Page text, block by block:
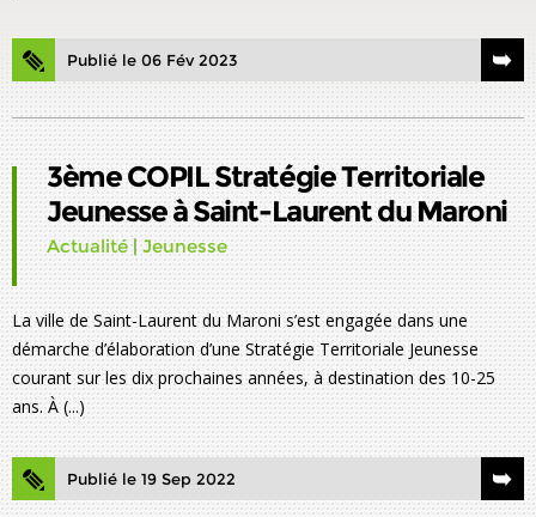
Publié le 06 Fév 2023
3ème COPIL Stratégie Territoriale
Jeunesse à Saint-Laurent du Maroni
Actualité | Jeunesse
La ville de Saint-Laurent du Maroni s’est engagée dans une
démarche d’élaboration d’une Stratégie Territoriale Jeunesse
courant sur les dix prochaines années, à destination des 10-25
ans. À (...)
Publié le 19 Sep 2022